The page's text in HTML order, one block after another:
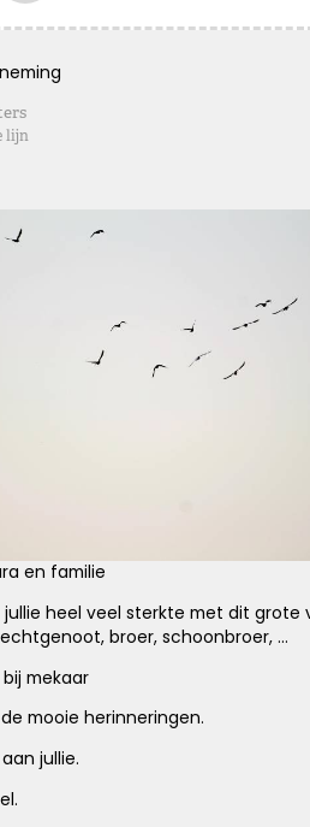
lijn
en familie
jullie heel veel sterkte met dit grote
broer, schoonbroer, ...
mekaar
mooie herinneringen.
jullie.
Een
hart
Een